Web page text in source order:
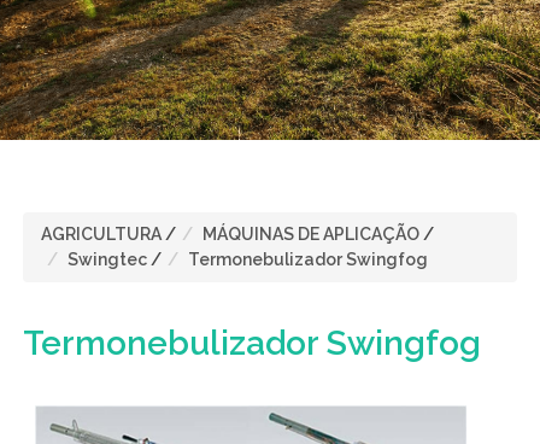
AGRICULTURA / MÁQUINAS DE APLICAÇÃO /
Swingtec / Termonebulizador Swingfog
Termonebulizador Swingfog